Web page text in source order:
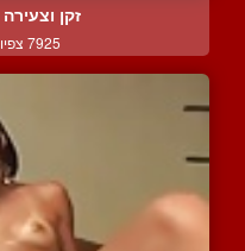
זקן
7925 צפיות